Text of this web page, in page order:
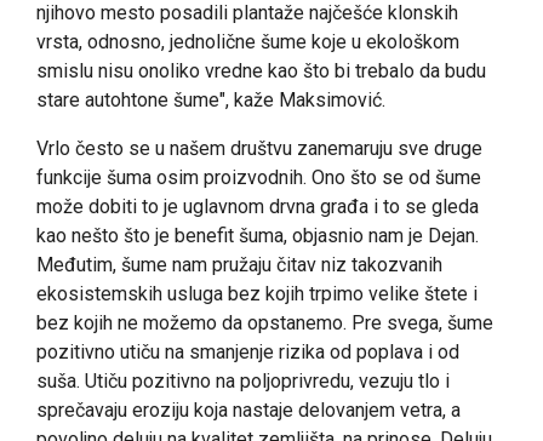
njihovo mesto posadili plantaže najčešće klonskih
vrsta, odnosno, jednolične šume koje u ekološkom
smislu nisu onoliko vredne kao što bi trebalo da budu
stare autohtone šume", kaže Maksimović.
Vrlo često se u našem društvu zanemaruju sve druge
funkcije šuma osim proizvodnih. Ono što se od šume
može dobiti to je uglavnom drvna građa i to se gleda
kao nešto što je benefit šuma, objasnio nam je Dejan.
Međutim, šume nam pružaju čitav niz takozvanih
ekosistemskih usluga bez kojih trpimo velike štete i
bez kojih ne možemo da opstanemo. Pre svega, šume
pozitivno utiču na smanjenje rizika od poplava i od
suša. Utiču pozitivno na poljoprivredu, vezuju tlo i
sprečavaju eroziju koja nastaje delovanjem vetra, a